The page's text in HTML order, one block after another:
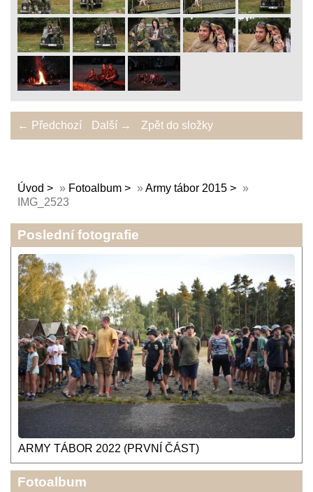
← Předchozí Další → Zpět do složky
Úvod » Fotoalbum »Army tábor 2015
»
IMG_2523
Poslední fotografie
ARMY TÁBOR 2022 (PRVNÍ ČÁST)
Fotoalbum